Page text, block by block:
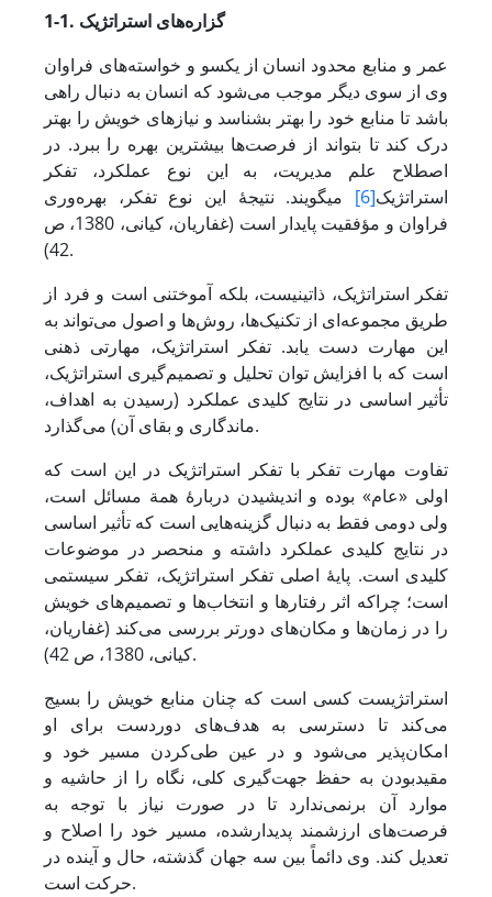
1-1. گزاره‌های استراتژیک
عمر و منابع محدود انسان از یک­سو و خواسته‌های فراوان
وی از سوی دیگر موجب می‌شود که انسان به دنبال راهی
باشد تا منابع خود را بهتر بشناسد و نیازهای خویش را بهتر
درک کند تا بتواند از فرصت‌ها بیشترین بهره را ببرد. در
اصطلاح علم مدیریت، به این نوع عملکرد، تفکر
استراتژیک[6]
می­گویند. نتیجۀ این نوع تفکر، بهره‌وری
فراوان و مؤفقیت پایدار است (غفاریان، کیانی، 1380، ص
42).
تفکر استراتژیک، ذاتینیست، بلکه آموختنی است و فرد از
طریق مجموعه‌ای از تکنیک‌ها، روش‌ها و اصول می‌تواند به
این مهارت دست یابد. تفکر استراتژیک، مهارتی ذهنی
است که با افزایش توان تحلیل و تصمیم‌گیری استراتژیک،
تأثیر اساسی در نتایج کلیدی عملکرد (رسیدن به اهداف،
ماندگاری و بقای آن) می‌گذارد.
تفاوت مهارت تفکر با تفکر استراتژیک در این است که
اولی «عام» بوده و اندیشیدن دربارۀ همة مسائل است،
ولی دومی فقط به دنبال گزینه‌هایی است که تأثیر اساسی
در نتایج کلیدی عملکرد داشته و منحصر در موضوعات
کلیدی است. پایۀ اصلی تفکر استراتژیک، تفکر سیستمی
است؛ چراکه اثر رفتارها و انتخاب‌ها و تصمیم‌های خویش
را در زمان‌ها و مکان‌های دورتر بررسی می‌کند (غفاریان،
کیانی، 1380، ص 42).
استراتژیست کسی است که چنان منابع خویش را بسیج
می‌کند تا دسترسی به هدف‌های دوردست برای او
امکان‌پذیر می‌شود و در عین طی‌کردن مسیر خود و
مقیدبودن به حفظ جهت‌گیری کلی، نگاه را از حاشیه و
موارد آن برنمی‌ندارد تا در صورت نیاز با توجه به
فرصت‌های ارزشمند پدیدارشده، مسیر خود را اصلاح و
تعدیل کند. وی دائماً بین سه جهان گذشته، حال و آینده در
حرکت است.